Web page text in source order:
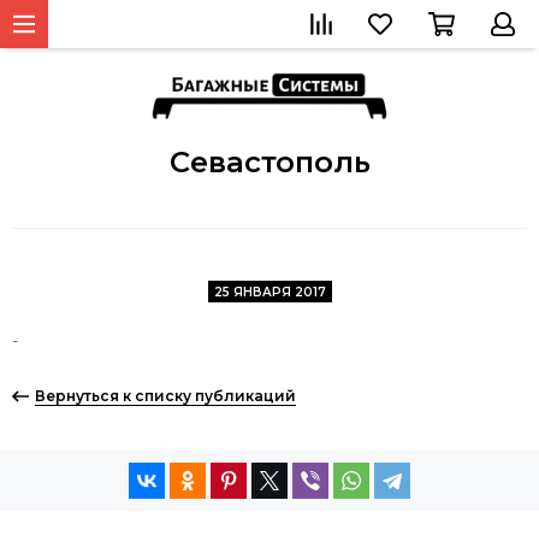
Севастополь
25 ЯНВАРЯ 2017
-
Вернуться к списку публикаций